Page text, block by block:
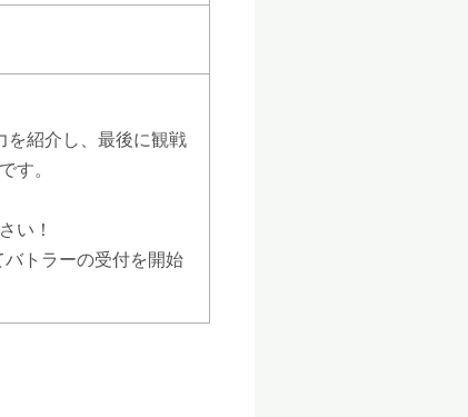
を紹介し、最後に観戦
す。
い！
トラーの受付を開始